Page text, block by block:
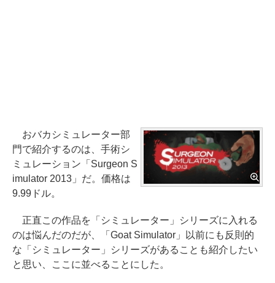
おバカシミュレーター部
門で紹介するのは、手術シ
ミュレーション「Surgeon S
imulator 2013」だ。価格は
9.99ドル。
正直この作品を「シミュレーター」シリーズに入れる
のは悩んだのだが、「Goat Simulator」以前にも反則的
な「シミュレーター」シリーズがあることも紹介したい
と思い、ここに並べることにした。